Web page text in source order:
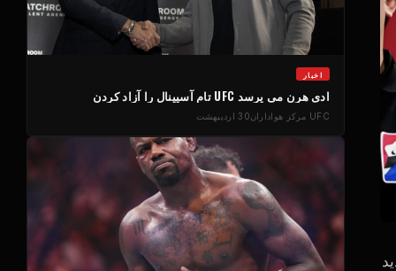
اخبار
ادی هرن می پرسد UFC تام آسپینال را آزاد کردن
UFC مرکز هواداران30 اردیبهشت